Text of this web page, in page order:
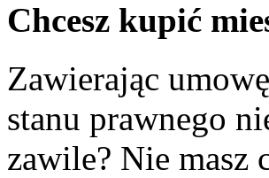
Chcesz kupić
Zawierając
stanu prawnego
zawile? Nie masz